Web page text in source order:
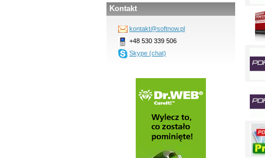
Kontakt
kontakt@softnow.pl
+48 530 339 506
Skype (chat)